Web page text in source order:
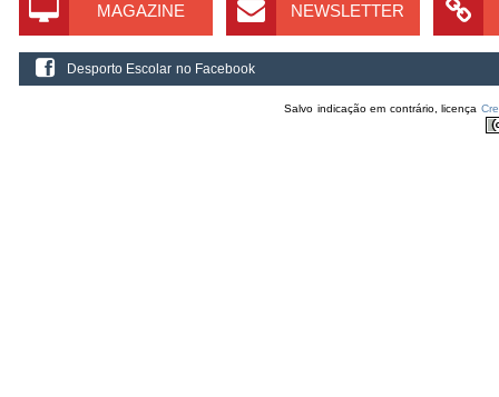
MAGAZINE NEWSLETTER
Desporto Escolar no Facebook
Salvo indicação em contrário, licença